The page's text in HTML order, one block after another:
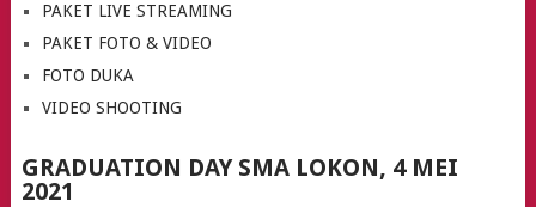
PAKET LIVE STREAMING
PAKET FOTO & VIDEO
FOTO DUKA
VIDEO SHOOTING
GRADUATION DAY SMA LOKON, 4 MEI
2021